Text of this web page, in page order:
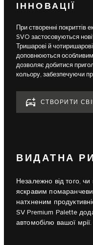
ІННОВАЦІЇ
При створенні покриттів
SVO застосовуються
Тришарові й
доповнюються
дозволяє добитися
кольору, забезпечуючи
СТВОРИТИ
ВИДАТНА
Незалежно від того,
яскравим
натхненим
SV Premium Palette
автомобілю вашої мрії.